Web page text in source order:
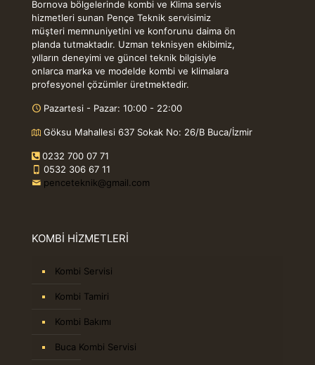
Bornova bölgelerinde kombi ve Klima servis
hizmetleri sunan Pençe Teknik servisimiz
müşteri memnuniyetini ve konforunu daima ön
planda tutmaktadır. Uzman teknisyen ekibimiz,
yılların deneyimi ve güncel teknik bilgisiyle
onlarca marka ve modelde kombi ve klimalara
profesyonel çözümler üretmektedir.
Pazartesi - Pazar: 10:00 - 22:00
Göksu Mahallesi 637 Sokak No: 26/B Buca/İzmir
0232 700 07 71
0532 306 67 11
penceteknik@gmail.com
KOMBİ HİZMETLERİ
Kombi Servisi
Kombi Tamiri
Kombi Bakımı
Buca Kombi Servisi